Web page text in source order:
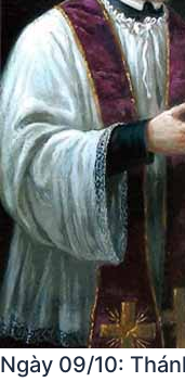
Ngày 09/10: